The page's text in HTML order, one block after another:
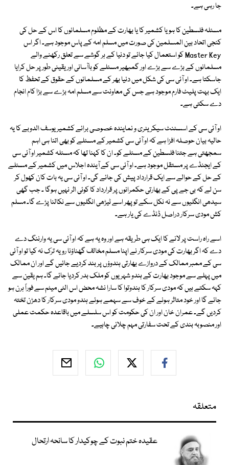
جا رہی ہے۔
مسئلہ فلسطین کا ہو یا کشمیر کا یا بھارت کے مظلوم مسلمانوں کا اس کے حل کی
کنجی اتحاد بین المسلمین کی صورت میں مسلم امہ کے پاس موجود ہے۔ اگر اس
Master Key کو استعمال کیا جائے تو دنیا کے ہر گوشے سے تعلق رکھنے والے
مسلمانوں کے بڑے سے بڑے اور گمبھیر مسئلے کو باآسانی اور یقینی طور پر حل کرایا
جاسکتا ہے۔ او آئی سی کی شکل میں دنیا بھر کے مسلمانوں کے حقوق کے تحفظ کا
ایک بہت پلیٹ فارم موجود ہے جس کی معاونت سے مسلم امہ بڑے سے بڑا کام انجام
دے سکتی ہے۔
او آئی سی کے اسسٹنٹ سیکریٹری و نمایندہ خصوصی برائے کشمیر یوسف الدوبے کا یہ
حالیہ بیان حوصلہ افزا ہے کہ او آئی سی کشمیر کے مسئلے کو بھی اتنا ہی اہم
سمجھتی ہے جتنا فلسطین کے مسئلے کو۔ ان کا کہنا تھا کہ مسئلہ کشمیر او آئی سی
کے ایجنڈے پر مستقل موجود ہے۔ او آئی سی کے آیندہ اجلاس میں کشمیر کے مسئلے
کے حل کے حوالے سے ایک قرارداد پیش کی جائے گی۔ او آئی سی یہ بات کان کھول کر
سن لے کہ بی جے پی کے بھارتی حکمرانوں پر قرارداد کا کوئی اثر نہیں ہوگا ۔ جب گھی
سیدھی انگلیوں سے نہ نکل سکے تو پھر اسے ٹیڑھی انگلیوں سے نکالنا پڑے گا۔ مسلم
کش مودی سرکار دراصل ڈنڈے کی یار ہے۔
اسے راہ راست پر لانے کا ایک ہی طریقہ ہے اور وہ یہ ہے کہ او آئی سی یہ وارننگ دے
دے کہ اگر بھارت کی مودی سرکار نے اپنا مسلم مخالف گھناؤنا رویہ ترک نہ کیا تو او آئی
سی کے ممبر ممالک کے دروازے بھارتی ہندوؤں پر بند کردیے جائیں گے اور ان ممالک
میں پہلے سے موجود بھارت کے ہندو شہریوں کو ملک بدر کردیا جائے گا۔ ہم یقین سے
کہہ سکتے ہیں کہ مودی سرکار کا ہندوتوا کا سارا نشہ محض اس الٹی میٹم سے فوراً ہرن ہو
جائے گا اور خود متاثر ہونے کے خوف سے سہمے ہوئے ہندو مودی سرکار کا دھڑن تختہ
کردیں گے۔ عمران خان اور ان کی حکومت کو اس سلسلے میں باقاعدہ حکمت عملی
اور منصوبہ بندی کے تحت سفارتی مہم چلانی چاہیے۔
متعلقہ
عقیدہ ختم نبوت کے چوکیدار کا سانحہ ارتحال